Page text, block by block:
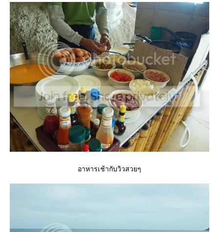
อาหารเช้ากับวิวสวยๆ